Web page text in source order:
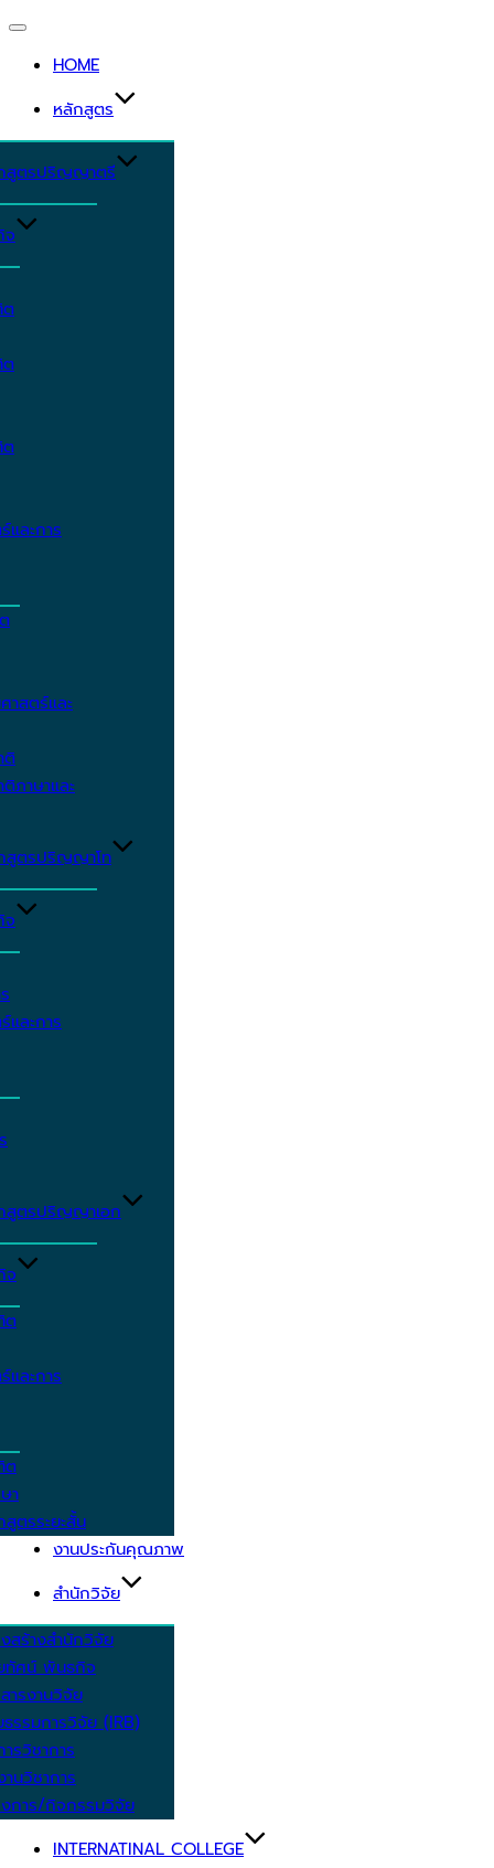
Toggle
navigation
HOME
หลักสูตร
สูตรปริญญาตรี
จ
ต
ต
ต
ละการ
สตร์และ
ติ
ภาษาและ
สูตรปริญญาโท
จ
ละการ
สูตรปริญญาเอก
จ
ต
ละการ
ต
า
ตรระยะสั้น
งานประกันคุณภาพ
สำนักวิจัย
สร้างสำนักวิจัย
ทัศน์ พันธกิจ
ารงานวิจัย
รรมการวิจัย (IRB)
รวิชาการ
นวิชาการ
งการ/กิจกรรมวิจัย
INTERNATINAL COLLEGE